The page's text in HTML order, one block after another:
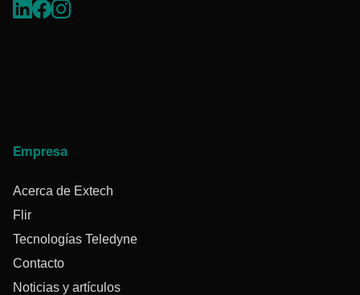
Empresa
Acerca de Extech
Flir
Tecnologías Teledyne
Contacto
Noticias y artículos